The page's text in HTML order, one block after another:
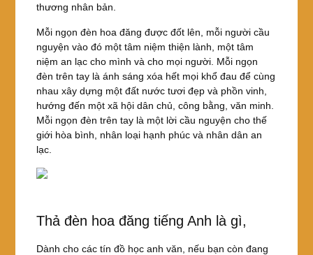
thương nhân bản.
Mỗi ngọn đèn hoa đăng được đốt lên, mỗi người cầu
nguyện vào đó một tâm niệm thiện lành, một tâm
niệm an lạc cho mình và cho mọi người. Mỗi ngọn
đèn trên tay là ánh sáng xóa hết mọi khổ đau để cùng
nhau xây dựng một đất nước tươi đẹp và phồn vinh,
hướng đến một xã hội dân chủ, công bằng, văn minh.
Mỗi ngọn đèn trên tay là một lời cầu nguyện cho thế
giới hòa bình, nhân loại hạnh phúc và nhân dân an
lạc.
Thả đèn hoa đăng tiếng Anh là gì,
Dành cho các tín đồ học anh văn, nếu bạn còn đang